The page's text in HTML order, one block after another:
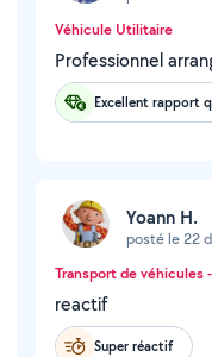
Véhicule Utilitaire
Professionnel
Excellent rapport
Yoann H.
posté le 22
Transport de véhicules
reactif
Super réactif